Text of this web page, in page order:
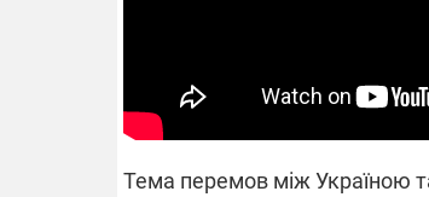
Тема перемов між Україною